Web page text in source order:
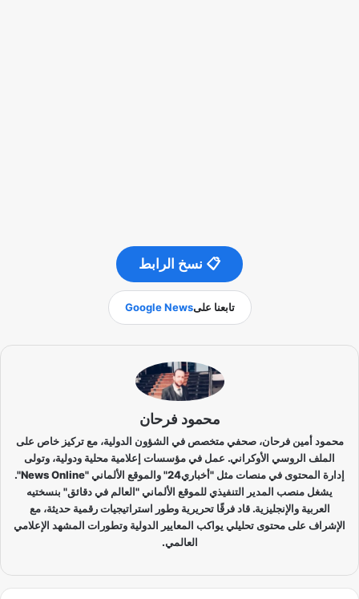
📋 نسخ الرابط
تابعنا علىGoogle News
محمود فرحان
محمود أمين فرحان، صحفي متخصص في الشؤون الدولية، مع تركيز خاص على
الملف الروسي الأوكراني. عمل في مؤسسات إعلامية محلية ودولية، وتولى
إدارة المحتوى في منصات مثل "أخباري24" والموقع الألماني "News Online".
يشغل منصب المدير التنفيذي للموقع الألماني "العالم في دقائق" بنسختيه
العربية والإنجليزية. قاد فرقًا تحريرية وطور استراتيجيات رقمية حديثة، مع
الإشراف على محتوى تحليلي يواكب المعايير الدولية وتطورات المشهد الإعلامي
العالمي.